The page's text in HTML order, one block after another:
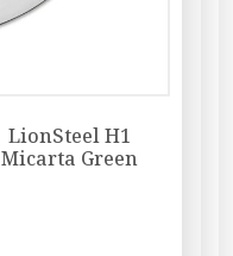
LionSteel H1
Micarta Green